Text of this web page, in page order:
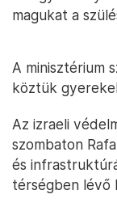
magukat a
A minisztérium
köztük
Az izraeli
szombaton
és
térségben lévő